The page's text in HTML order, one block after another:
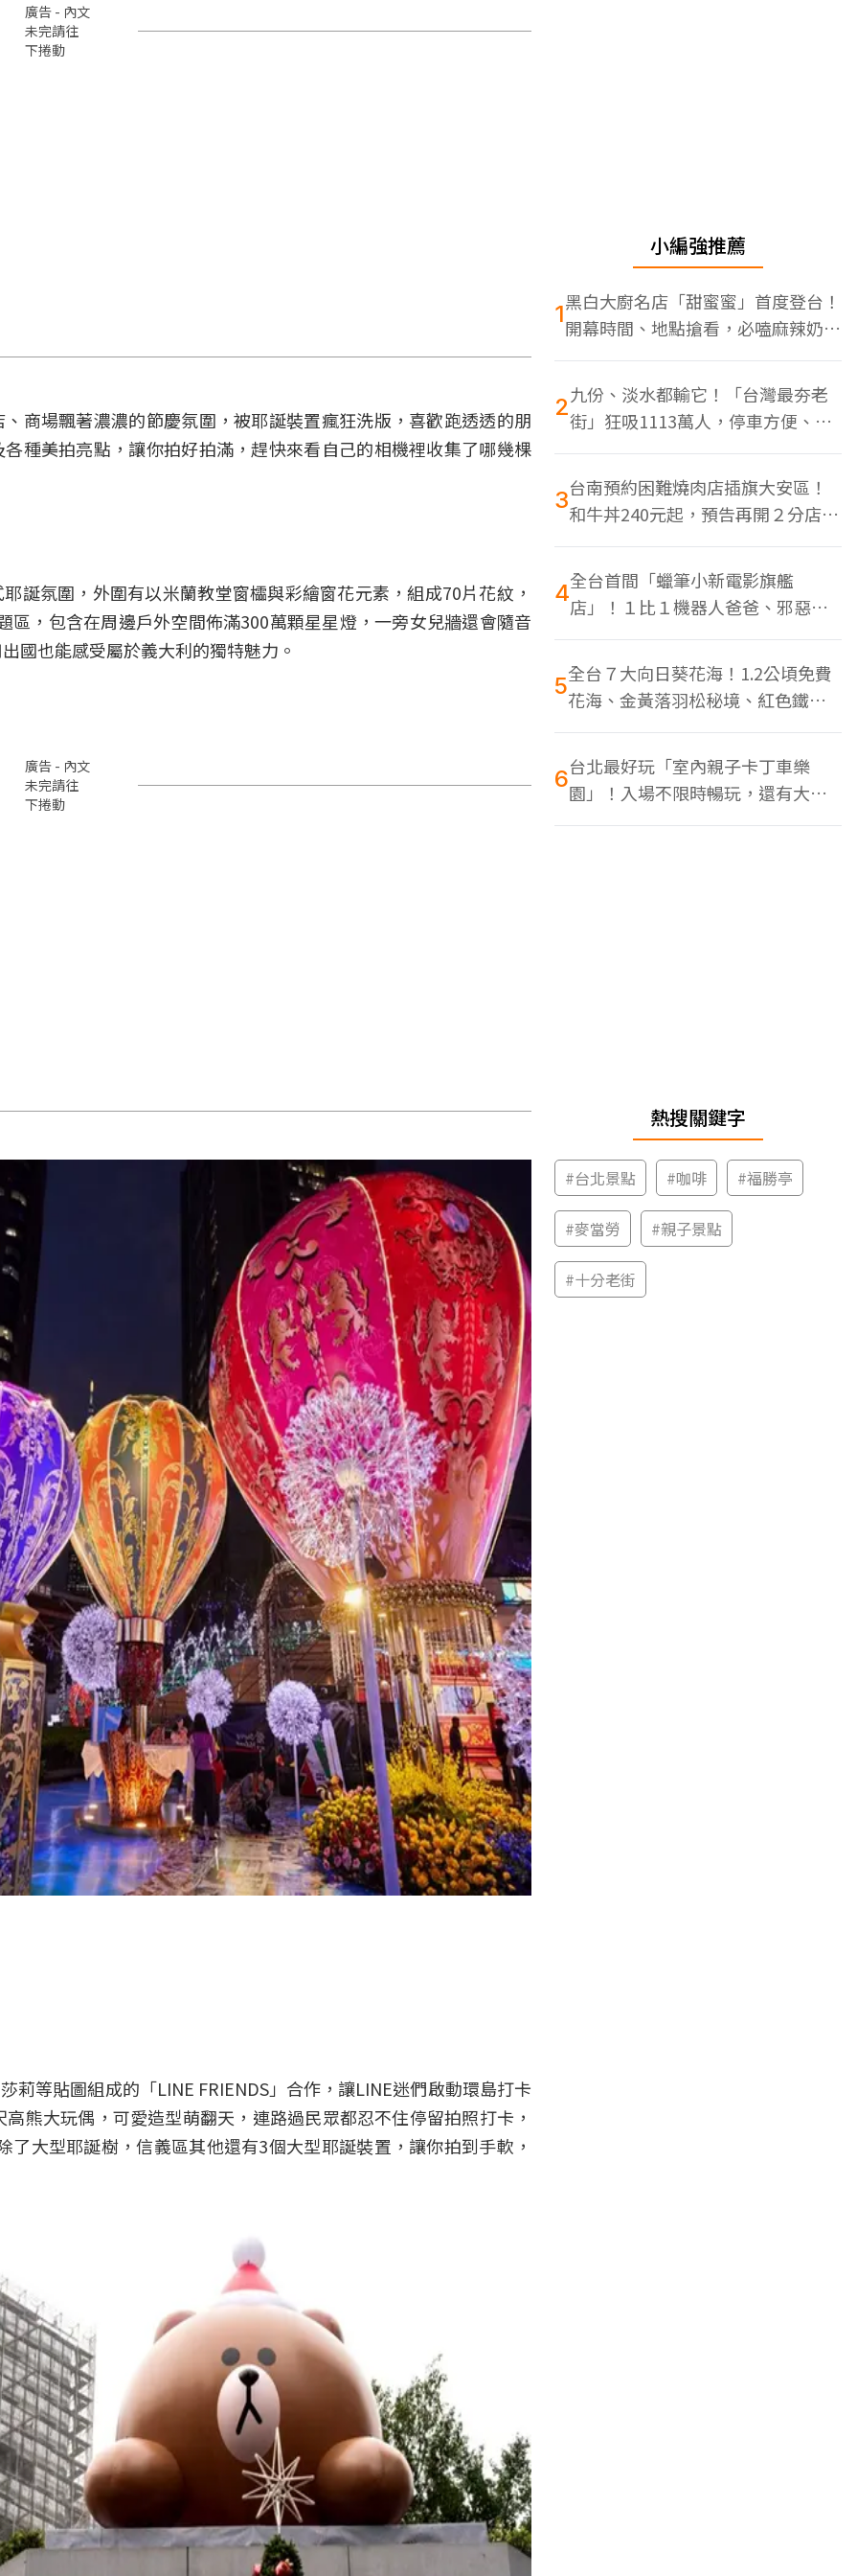
廣告 - 內文
未完請往
下捲動
商場飄著濃濃的節慶氛圍，被耶誕裝置瘋狂洗版，喜歡跑透透的朋
種美拍亮點，讓你拍好拍滿，趕快來看自己的相機裡收集了哪幾棵
誕氛圍，外圍有以米蘭教堂窗櫺與彩繪窗花元素，組成70片花紋，
，包含在周邊戶外空間佈滿300萬顆星星燈，一旁女兒牆還會隨音
國也能感受屬於義大利的獨特魅力。
廣告 - 內文
未完請往
下捲動
等貼圖組成的「LINE FRIENDS」合作，讓LINE迷們啟動環島打卡
熊大玩偶，可愛造型萌翻天，連路過民眾都忍不住停留拍照打卡，
大型耶誕樹，信義區其他還有3個大型耶誕裝置，讓你拍到手軟，
小編強推薦
1黑白大廚名店「甜蜜蜜」首度登台！
開幕時間、地點搶看，必嗑麻辣奶油
蝦
2九份、淡水都輸它！「台灣最夯老
街」狂吸1113萬人，停車方便、特
色美食多
3台南預約困難燒肉店插旗大安區！
和牛丼240元起，預告再開２分店、
地點曝光
4全台首間「蠟筆小新電影旗艦
店」！１比１機器人爸爸、邪惡正
男，百款周邊買翻
5全台７大向日葵花海！1.2公頃免費
花海、金黃落羽松秘境、紅色鐵橋
同框
6台北最好玩「室內親子卡丁車樂
園」！入場不限時暢玩，還有大螢
幕Switch遊戲區
熱搜關鍵字
#台北景點 #咖啡 #福勝亭
#麥當勞 #親子景點
#十分老街